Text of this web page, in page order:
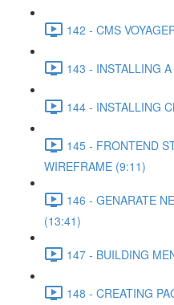
142 - CMS
143 - INSTALLING
144 - INSTALLING
145 - FRONTEND
WIREFRAME (9:11)
146 - GENARATE
(13:41)
147 - BUILDING
148 - CREATING